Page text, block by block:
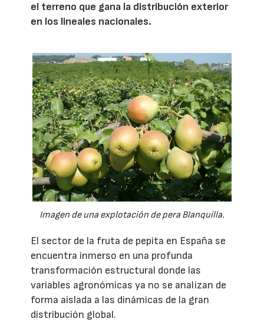
el terreno que gana la distribución exterior
en los lineales nacionales.
Imagen de una explotación de pera Blanquilla.
El sector de la fruta de pepita en España se
encuentra inmerso en una profunda
transformación estructural donde las
variables agronómicas ya no se analizan de
forma aislada a las dinámicas de la gran
distribución global.